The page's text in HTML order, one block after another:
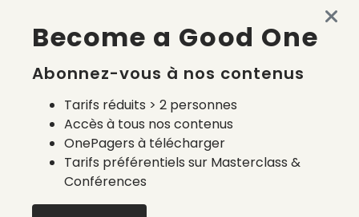
Become a Good One
Abonnez-vous à nos contenus
Tarifs réduits > 2 personnes
Accès à tous nos contenus
OnePagers à télécharger
Tarifs préférentiels sur Masterclass &
Conférences